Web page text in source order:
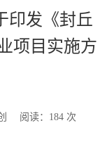
印发《封丘
项目实施方
阅读： 184次